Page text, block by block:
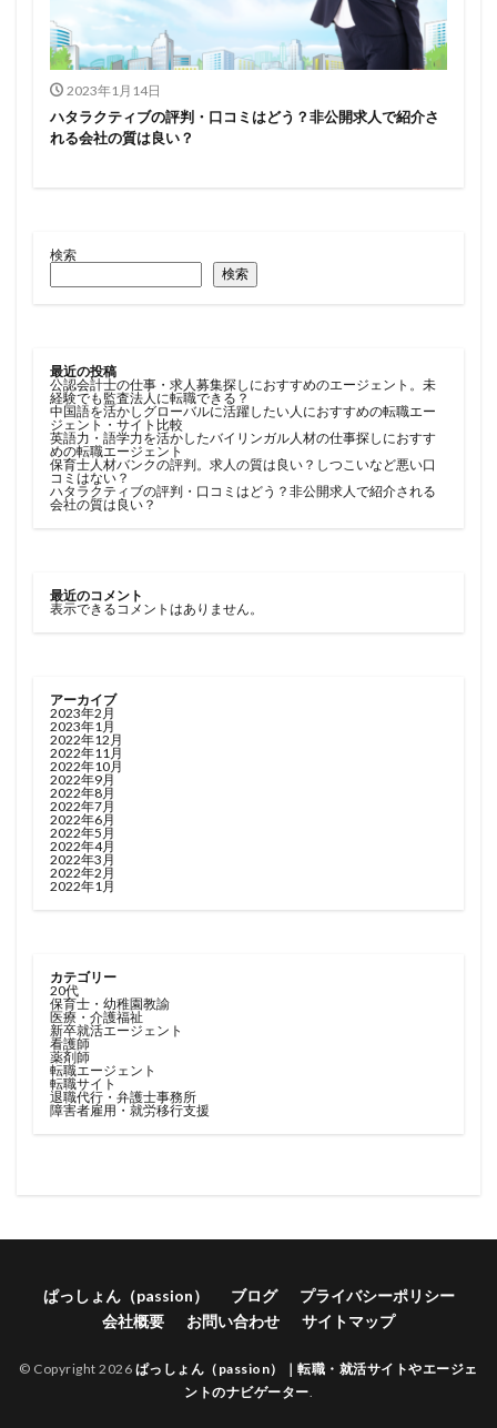
2023年1月14日
ハタラクティブの評判・口コミはどう？非公開求人で紹介さ
れる会社の質は良い？
検索
検索
最近の投稿
公認会計士の仕事・求人募集探しにおすすめのエージェント。未
経験でも監査法人に転職できる？
中国語を活かしグローバルに活躍したい人におすすめの転職エー
ジェント・サイト比較
英語力・語学力を活かしたバイリンガル人材の仕事探しにおすす
めの転職エージェント
保育士人材バンクの評判。求人の質は良い？しつこいなど悪い口
コミはない？
ハタラクティブの評判・口コミはどう？非公開求人で紹介される
会社の質は良い？
最近のコメント
表示できるコメントはありません。
アーカイブ
2023年2月
2023年1月
2022年12月
2022年11月
2022年10月
2022年9月
2022年8月
2022年7月
2022年6月
2022年5月
2022年4月
2022年3月
2022年2月
2022年1月
カテゴリー
20代
保育士・幼稚園教諭
医療・介護福祉
新卒就活エージェント
看護師
薬剤師
転職エージェント
転職サイト
退職代行・弁護士事務所
障害者雇用・就労移行支援
ぱっしょん（passion） ブログ
プライバシーポリシー
会社概要
お問い合わせ サイトマップ
© Copyright 2026 ぱっしょん（passion）｜転職・就活サイトやエージェ
ントのナビゲーター